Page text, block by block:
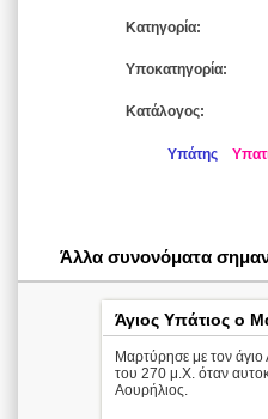
Κατηγορία:
Υποκατηγορία:
Κατάλογος:
Υπάτης
Άλλα συνονόματα
Άγιος Υπάτιος ο
Μαρτύρησε με τον άγιο
του 270 μ.Χ. όταν
Αουρήλιος.